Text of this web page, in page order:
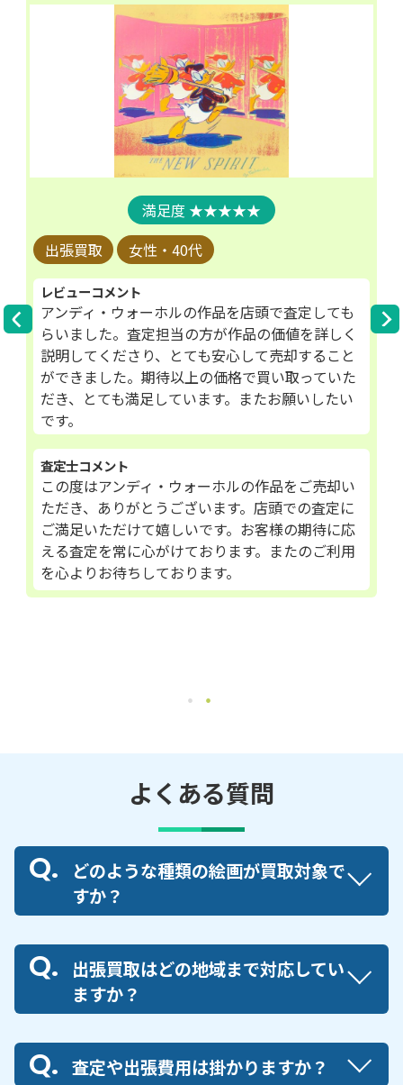
★★★★★
出張買取
女性・40代
レビューコメント
アンディ・ウォーホルの作品を店頭で査定しても
らいました。査定担当の方が作品の価値を詳しく
説明してくださり、とても安心して売却すること
ができました。期待以上の価格で買い取っていた
だき、とても満足しています。またお願いしたい
です。
査定士コメント
この度はアンディ・ウォーホルの作品をご売却い
ただき、ありがとうございます。店頭での査定に
ご満足いただけて嬉しいです。お客様の期待に応
える査定を常に心がけております。またのご利用
を心よりお待ちしております。
よくある質問
どのような種類の絵画が買取対象で
すか？
出張買取はどの地域まで対応してい
ますか？
査定や出張費用は掛かりますか？